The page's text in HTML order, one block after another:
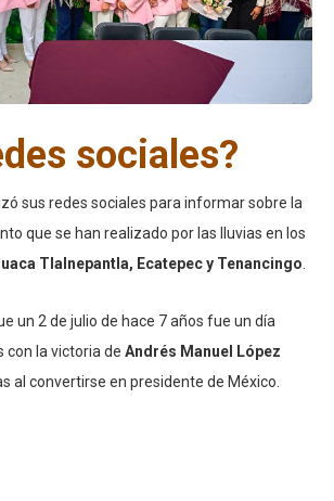
sociales?
sus redes sociales para informar sobre la
que se han realizado por las lluvias en los
Tlalnepantla, Ecatepec y Tenancingo
un 2 de julio de hace 7 años fue un día
con la victoria de Andrés Manuel López
al convertirse en presidente de México.